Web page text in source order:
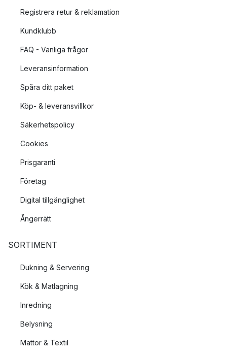
Vad är en takpendel?
utformad för att ge ett nedåtriktat ljus, vilket passar perfekt
över ett matbord. Med en takpendel kan du med fördel även
lampor.
Registrera retur & reklamation
Kundklubb
FAQ - Vanliga frågor
Leveransinformation
Spåra ditt paket
Köp- & leveransvillkor
Säkerhetspolicy
Cookies
Prisgaranti
Företag
Digital tillgänglighet
Ångerrätt
SORTIMENT
Dukning & Servering
Kök & Matlagning
Inredning
Belysning
Mattor & Textil